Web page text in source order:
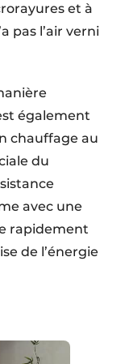
et à
pas l’air verni
également
chauffage au
du
avec une
rapidement
de l’énergie